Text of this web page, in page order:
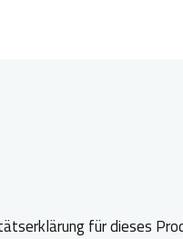
für dieses